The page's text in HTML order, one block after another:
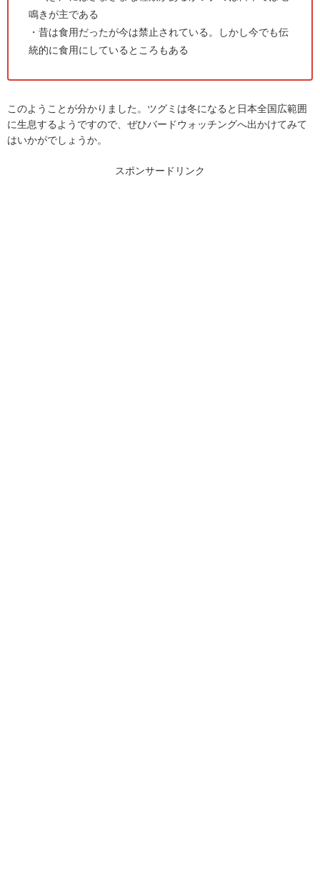
鳴きが主である
・昔は食用だったが今は禁止されている。しかし今でも伝
統的に食用にしているところもある
このようことが分かりました。ツグミは冬になると日本全国広範囲
に生息するようですので、ぜひバードウォッチングへ出かけてみて
はいかがでしょうか。
スポンサードリンク